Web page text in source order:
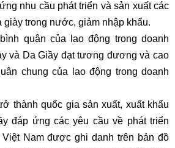
nhu cầu phát triển và sản xuất các
giày trong nước, giảm nhập khẩu.
quân của lao động trong doanh
và Da Giầy đạt tương đương và cao
chung của lao động trong doanh
thành quốc gia sản xuất, xuất khẩu
đáp ứng các yêu cầu về phát triển
Nam được ghi danh trên bản đồ